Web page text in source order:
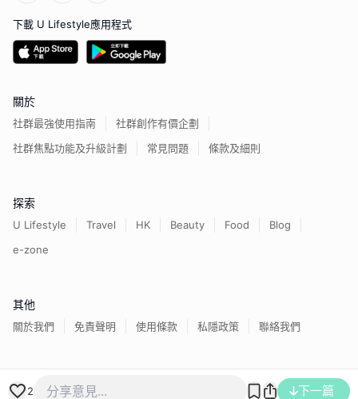
2 下一篇
下載 U Lifestyle應用程式
關於
社群最強使用指南
社群創作有價企劃
社群焦點功能及升級計劃
常見問題 條款及細則
探索
U Lifestyle Travel HK Beauty Food
Blog
e-zone
其他
關於我們 免責聲明 使用條款 私隱政策 聯絡我們
香港經濟日報版權所有©